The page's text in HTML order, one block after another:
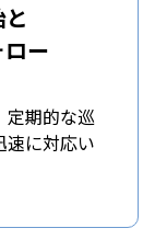
ー
定期的な巡
速に対応い